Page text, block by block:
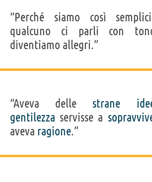
“Perché siamo così
qualcuno ci parli con
diventiamo allegri.”
“Aveva delle strane
gentilezza servisse a
aveva ragione.”